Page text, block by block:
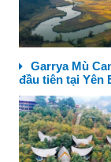
Garrya Mù
đầu tiên tại Yên